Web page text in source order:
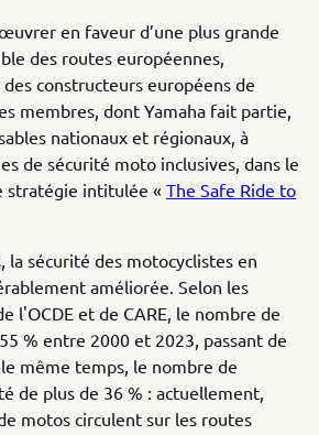
en faveur d’une plus grande
des routes européennes,
des constructeurs européens de
membres, dont Yamaha fait partie,
nationaux et régionaux, à
de sécurité moto inclusives, dans le
stratégie intitulée « The Safe Ride to
la sécurité des motocyclistes en
améliorée. Selon les
l'OCDE et de CARE, le nombre de
% entre 2000 et 2023, passant de
même temps, le nombre de
de plus de 36 % : actuellement,
motos circulent sur les routes